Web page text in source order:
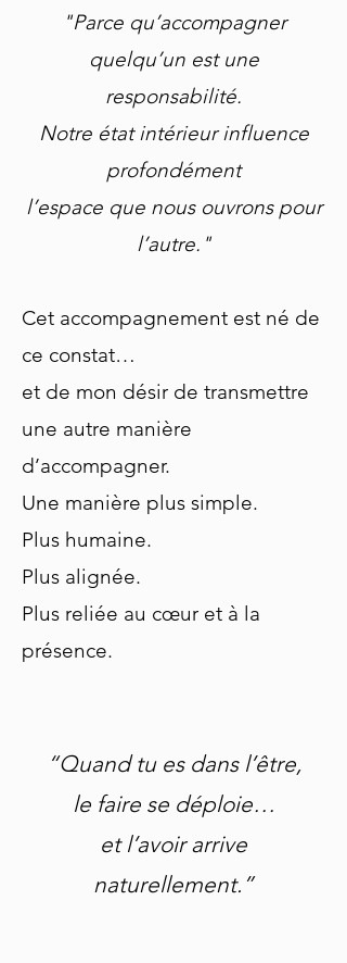
"Parce qu’accompagner
quelqu’un est une
responsabilité.
Notre état intérieur influence
profondément
l’espace que nous ouvrons pour
l’autre."
Cet accompagnement est né de
ce constat…
et de mon désir de transmettre
une autre manière
d’accompagner.
Une manière plus simple.
Plus humaine.
Plus alignée.
Plus reliée au cœur et à la
présence.
​“Quand tu es dans l’être,
le faire se déploie…
et l’avoir arrive
naturellement.”